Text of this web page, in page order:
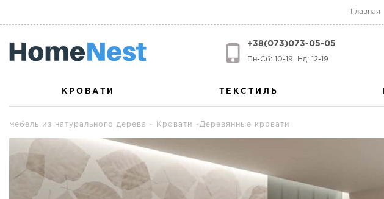
Главная
+38(073)073-05-05
Пн-Сб: 10-19, Нд: 12-19
КРОВАТИ ТЕКСТИЛЬ
мебель из натурального дерева Кровати Деревянные кровати